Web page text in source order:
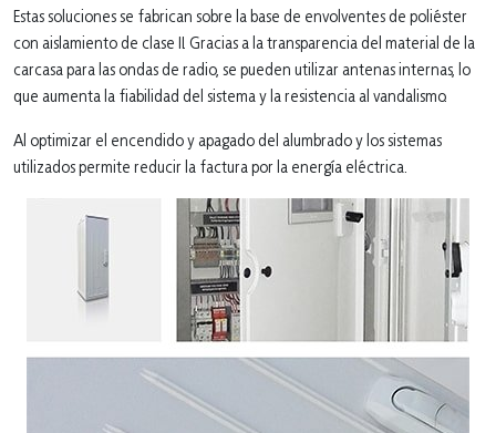
Estas soluciones se fabrican sobre la base de envolventes de poliéster
con aislamiento de clase II. Gracias a la transparencia del material de la
carcasa para las ondas de radio, se pueden utilizar antenas internas, lo
que aumenta la fiabilidad del sistema y la resistencia al vandalismo.
Al optimizar el encendido y apagado del alumbrado y los sistemas
utilizados permite reducir la factura por la energía eléctrica.